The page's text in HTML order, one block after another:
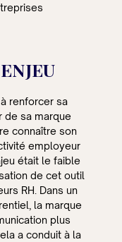
renforcer sa
de sa marque
connaître son
employeur
était le faible
de cet outil
RH. Dans un
la marque
plus
a conduit à la